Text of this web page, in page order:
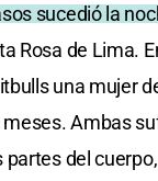
sucedió la
Rosa de Lima.
una mujer
Ambas
del cuerpo,